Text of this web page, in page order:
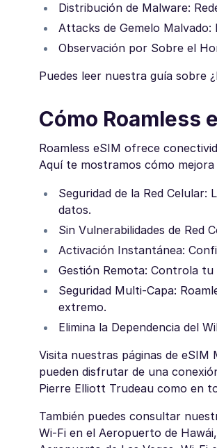
Distribución de Malware:
Attacks de Gemelo
Observación por Sobre el
Puedes leer nuestra guía sobre
Cómo Roamless
Roamless eSIM ofrece
Aquí te mostramos cómo mejora
Seguridad de la Red
datos.
Sin Vulnerabilidades de Red
Activación Instantánea:
Gestión Remota: Controla
Seguridad Multi-Capa:
extremo.
Elimina la Dependencia del
Visita nuestras páginas de
pueden disfrutar de una
Pierre Elliott Trudeau como en
También puedes consultar
Wi-Fi en el Aeropuerto de